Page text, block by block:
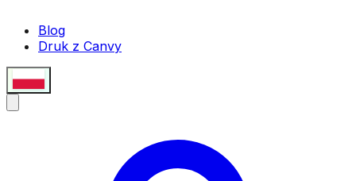
Blog
Druk z Canvy